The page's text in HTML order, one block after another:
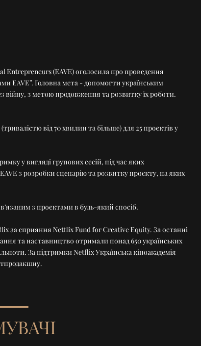
Entrepreneurs (EAVE) оголосила про проведення
EAVE”. Головна мета - допомогти українським
війну, з метою продовження та розвитку їх роботи.
від 70 хвилин та більше) для 25 проєктів у
у вигляді групових сесій, під час яких
EAVE з розробки сценарію та розвитку проєкту, на яких
з проєктами в будь-який спосіб.
за сприяння Netflix Fund for Creative Equity. За останні
та наставництво отримали понад 650 українських
За підтримки Netflix Українська кіноакадемія